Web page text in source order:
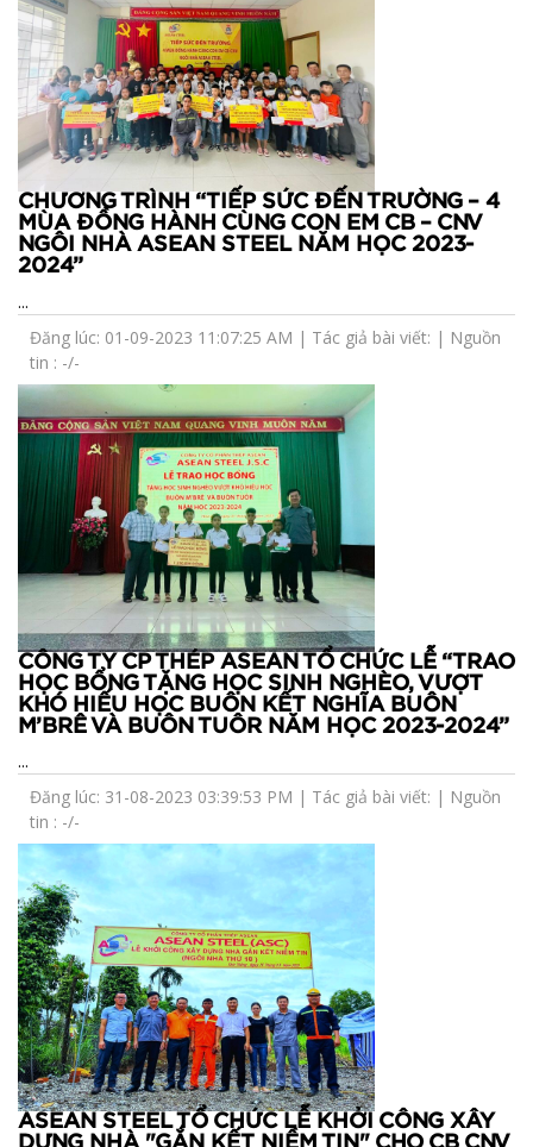
CHƯƠNG TRÌNH “TIẾP SỨC ĐẾN TRƯỜNG – 4
MÙA ĐỒNG HÀNH CÙNG CON EM CB – CNV
NGÔI NHÀ ASEAN STEEL NĂM HỌC 2023-
2024”
...
Đăng lúc: 01-09-2023 11:07:25 AM | Tác giả bài viết: | Nguồn
tin : -/-
CÔNG TY CP THÉP ASEAN TỔ CHỨC LỄ “TRAO
HỌC BỔNG TẶNG HỌC SINH NGHÈO, VƯỢT
KHÓ HIẾU HỌC BUÔN KẾT NGHĨA BUÔN
M’BRÊ VÀ BUÔN TUÔR NĂM HỌC 2023-2024”
...
Đăng lúc: 31-08-2023 03:39:53 PM | Tác giả bài viết: | Nguồn
tin : -/-
ASEAN STEEL TỔ CHỨC LỄ KHỞI CÔNG XÂY
DỰNG NHÀ "GẮN KẾT NIỀM TIN" CHO CB CNV